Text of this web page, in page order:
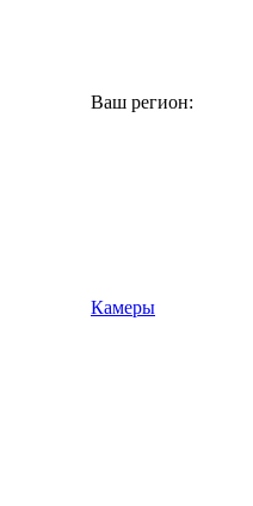
Ваш регион:
Камеры